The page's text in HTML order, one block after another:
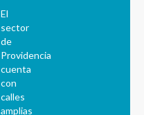
El
sector
de
Providencia
cuenta
con
calles
amplias